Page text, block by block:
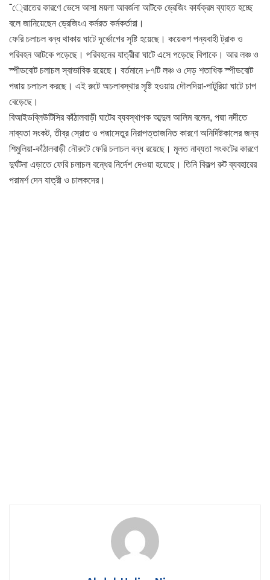
¯্রােতের কারণে ভেসে আসা ময়লা আবর্জনা আটকে ড্রেজিং কার্যক্রম ব্যাহত হচ্ছে
বলে জানিয়েছেন ড্রেজিংএ কর্মরত কর্মকর্তারা।
ফেরি চলাচল বন্ধ থাকায় ঘাটে দূর্ভোগের সৃষ্টি হয়েছে। কয়েকশ পন্যবাহী ট্রাক ও
পরিবহন আটকে পড়েছে। পরিবহনের যাত্রীরা ঘাটে এসে পড়েছে বিপাকে। আর লঞ্চ ও
স্পীডবোট চলাচল স্বাভাবিক রয়েছে। বর্তমানে ৮৭টি লঞ্চ ও দেড় শতাধিক স্পীডবোট
পদ্মায় চলাচল করছে। এই রুটে অচলাবস্থার সৃষ্টি হওয়ায় দৌলদিয়া-পাটুরিয়া ঘাটে চাপ
বেড়েছে।
বিআইডব্লিউটিসির কাঁঠালবাড়ী ঘাটের ব্যবস্থাপক আব্দুল আলিম বলেন, পদ্মা নদীতে
নাব্যতা সংকট, তীব্র স্রোত ও পদ্মাসেতুর নিরাপত্তাজনিত কারণে অনির্দিষ্টকালের জন্য
শিমুলিয়া-কাঁঠালবাড়ী নৌরুটে ফেরি চলাচল বন্ধ রয়েছে। মূলত নাব্যতা সংকটের কারণে
দুর্ঘটনা এড়াতে ফেরি চলাচল বন্ধের নির্দেশ দেওয়া হয়েছে। তিনি বিকল্প রুট ব্যবহারের
পরামর্শ দেন যাত্রী ও চালকদের।